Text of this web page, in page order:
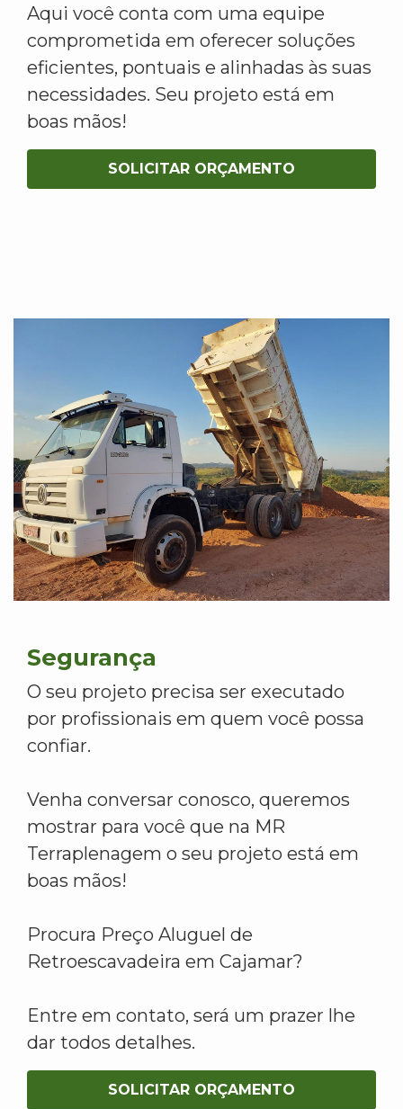
Aqui você conta com uma equipe
comprometida em oferecer soluções
eficientes, pontuais e alinhadas às suas
necessidades. Seu projeto está em
boas mãos!
SOLICITAR ORÇAMENTO
Segurança
O seu projeto precisa ser executado
por profissionais em quem você possa
confiar.
Venha conversar conosco, queremos
mostrar para você que na MR
Terraplenagem o seu projeto está em
boas mãos!
Procura Preço Aluguel de
Retroescavadeira em Cajamar?
Entre em contato, será um prazer lhe
dar todos detalhes.
SOLICITAR ORÇAMENTO